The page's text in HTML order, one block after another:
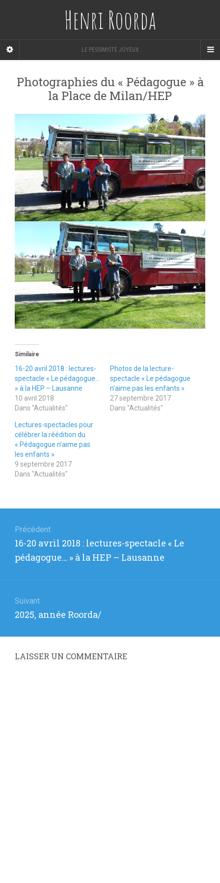
Henri Roorda
LE PESSIMISTE JOYEUX
Photographies du « Pédagogue » à
la Place de Milan/HEP
Similaire
16-20 avril 2018 : lectures-
spectacle « Le pédagogue…
» à la HEP – Lausanne
10 avril 2018
Dans "Actualités"
Photos de la lecture-
spectacle « Le pédagogue
n’aime pas les enfants »
27 septembre 2017
Dans "Actualités"
Lectures-spectacles pour
célébrer la réédition du
« Pédagogue n’aime pas
les enfants »
9 septembre 2017
Dans "Actualités"
de
l’article
Précédent
Article
précédent
16-20 avril 2018 : lectures-spectacle « Le
pédagogue… » à la HEP – Lausanne
Suivant
Article
:
2025, année Roorda/
LAISSER UN COMMENTAIRE